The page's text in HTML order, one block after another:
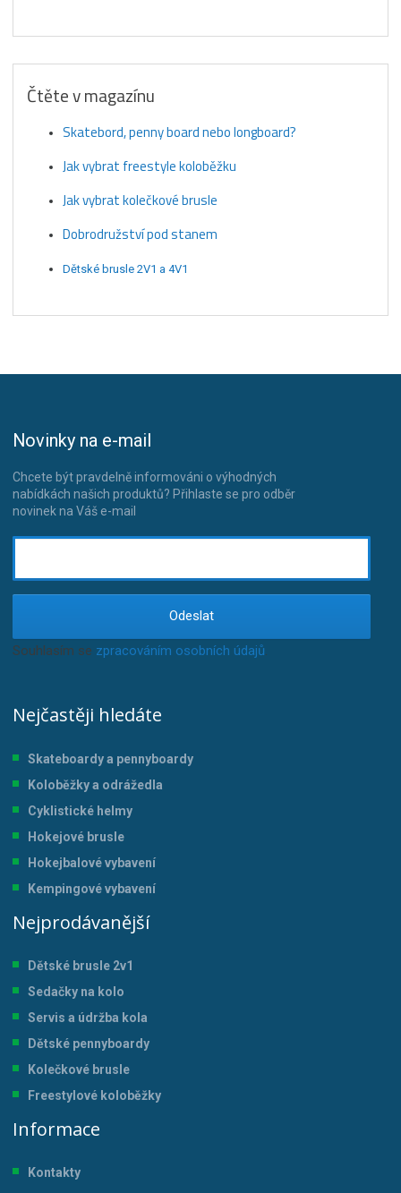
Čtěte v magazínu
Skatebord, penny board nebo longboard?
Jak vybrat freestyle koloběžku
Jak vybrat kolečkové brusle
Dobrodružství pod stanem
Dětské brusle 2V1 a 4V1
Novinky na e-mail
Chcete být pravdelně informováni o výhodných
nabídkách našich produktů? Přihlaste se pro odběr
novinek na Váš e-mail
Odeslat
Souhlasím se zpracováním osobních údajů.
Nejčastěji hledáte
Skateboardy a pennyboardy
Koloběžky a odrážedla
Cyklistické helmy
Hokejové brusle
Hokejbalové vybavení
Kempingové vybavení
Nejprodávanější
Dětské brusle 2v1
Sedačky na kolo
Servis a údržba kola
Dětské pennyboardy
Kolečkové brusle
Freestylové koloběžky
Informace
Kontakty